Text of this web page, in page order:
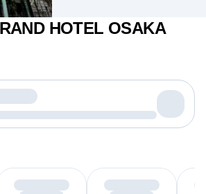
HOTEL OSAKA